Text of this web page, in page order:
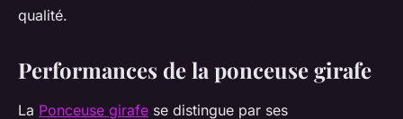
qualité.
Performances de la ponceuse girafe
La Ponceuse girafe se distingue par ses